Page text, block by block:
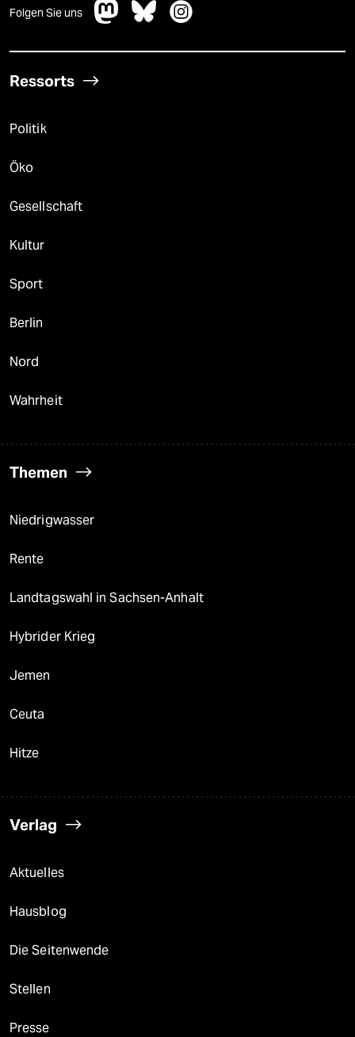
Folgen Sie uns
Ressorts
Politik
Öko
Gesellschaft
Kultur
Sport
Berlin
Nord
Wahrheit
Themen
Niedrigwasser
Rente
Landtagswahl in Sachsen-Anhalt
Hybrider Krieg
Jemen
Ceuta
Hitze
Verlag
Aktuelles
Hausblog
Die Seitenwende
Stellen
Presse